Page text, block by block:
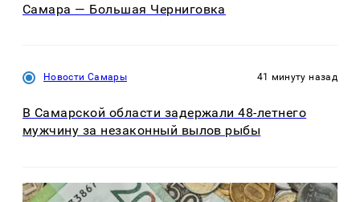
Самара — Большая Черниговка
Новости Самары 41 минуту назад
В Самарской области задержали 48-летнего
мужчину за незаконный вылов рыбы